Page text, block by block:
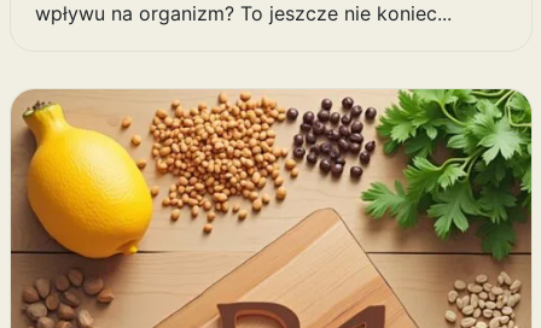
wpływu na organizm? To jeszcze nie koniec...